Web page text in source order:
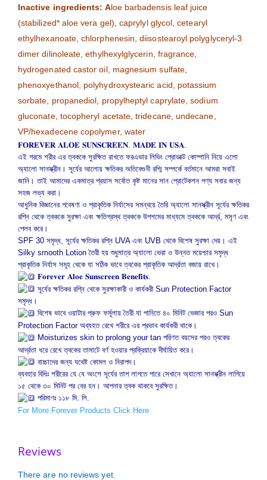
Inactive ingredients: Aloe barbadensis leaf juice
(stabilized* aloe vera gel), caprylyl glycol, cetearyl
ethylhexanoate, chlorphenesin, diisostearoyl polyglyceryl-3
dimer dilinoleate, ethylhexylglycerin, fragrance,
hydrogenated castor oil, magnesium sulfate,
phenoxyethanol, polyhydroxystearic acid, potassium
sorbate, propanediol, propylheptyl caprylate, sodium
gluconate, tocopheryl acetate, tridecane, undecane,
VP/hexadecene copolymer, water
𝐅𝐎𝐑𝐄𝐕𝐄𝐑 𝐀𝐋𝐎𝐄 𝐒𝐔𝐍𝐒𝐂𝐑𝐄𝐄𝐍. 𝐌𝐀𝐃𝐄 𝐈𝐍 𝐔𝐒𝐀.
এই গরমে শরীর এর ত্বককে সুরক্ষিত রাখতে ফরএভার লিভিং প্রোডাক্ট কোম্পানি নিয়ে এলো
অ্যালো সানস্ক্রীন। সূর্যের আলোয় ক্ষতিকর অতিবেগুনী রশ্মি সম্পর্কে বর্তমানে আমরা সবাই
জানি। তাই আমাদের একমাত্র প্রয়াস সর্বোত কৃষ্ট মানের সান প্রোটেকশন পণ্য সবার জন্য
সহজ লভ্য করা।
আধুনিক বিজ্ঞানের গবেষণা ও প্রাকৃতিক নির্যাসের সমন্বয়ে তৈরি অ্যালো সানস্ক্রীন সূর্যের ক্ষতিকর
রশ্নি থেকে ত্বককে সুরক্ষা এবং ক্ষতিগ্রস্থ ত্বককে উপশমের মাধ্যমে ত্বককে আর্দ্র, মসৃণ এবং
পেলব করে।
SPF 30 সমৃদ্ধ, সূর্যের ক্ষতিকর রশ্নি UVA এবং UVB থেকে বিশেষ সুরক্ষা দেয়। এই
Silky smooth Lotion তৈরী হয় শুধুমাত্র অ্যালো ভেরা ও উন্নত ময়েশ্চার সমৃদ্ধ
প্রাকৃতিক নির্যাস সমূহ থেকে যা সঠিক ভাবে ত্বকের প্রাকৃতিক আর্দ্রতা বজায় রাখে।
𝐅𝐨𝐫𝐞𝐯𝐞𝐫 𝐀𝐥𝐨𝐞 𝐒𝐮𝐧𝐬𝐜𝐫𝐞𝐞𝐧 𝐁𝐞𝐧𝐞𝐟𝐢𝐭𝐬.
সূর্যের ক্ষতিকর রশ্নি থেকে সুরক্ষাকারী ও কার্যকরী Sun Protection Factor
সমৃদ্ধ।
বিশেষ ভাবে ওয়াটার প্রুফ ফর্মূলায় তৈরী যা পানিতে ৪০ মিনিট ভেজার পরও Sun
Protection Factor অব্যহত রেখে শরীরে এর প্রভাব কার্যকরী থাকে।
Moisturizes skin to prolong your tan পরিণত বয়সের পরও ত্বকের
আর্দ্রতা ধরে রেখে ত্বকের তামাটে বর্ণ হওয়ার প্রক্রিয়াকে দীর্ঘায়িত করে।
বাচ্চাদের জন্য যথেষ্ট কোমল ও নিরাপদ।
ব্যবহার বিধিঃ শরীরের যে যে অংশে সূর্যের তাপ লাগতে পারে সেখানে অ্যালো সানস্ক্রীন লাগিয়ে
১৫ থেকে ৩০ মিনিট পর বের হন। আপনার ত্বক থাকবে সুরক্ষিত।
পরিমাণঃ ১১৮ মি. লি.
For More Forever Products Click Here
Reviews
There are no reviews yet.